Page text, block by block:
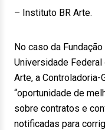
– Instituto BR Arte.
No caso da
Universidade
Arte, a Controladoria-
“oportunidade de
sobre contratos e
notificadas para